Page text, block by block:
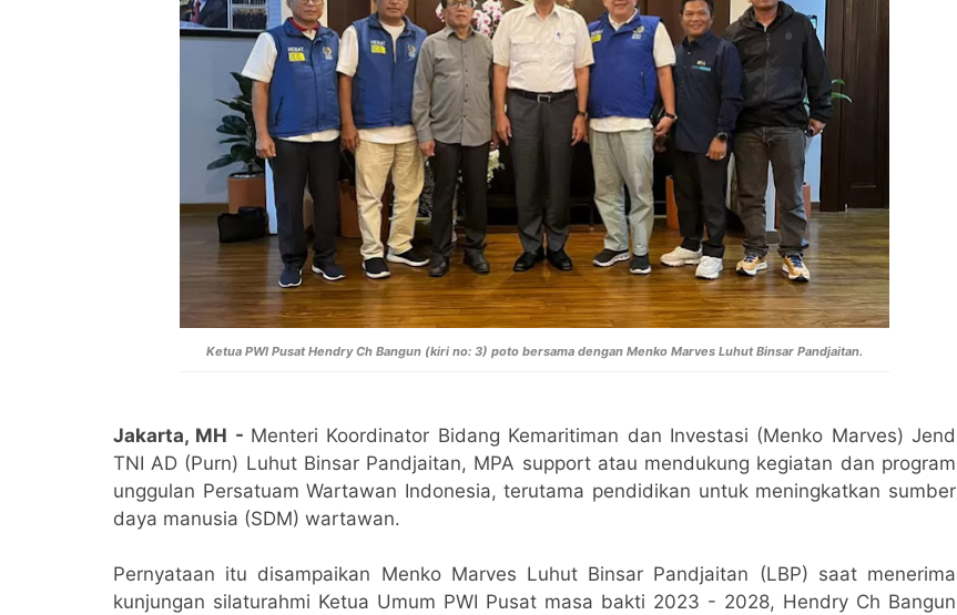
Ketua PWI Pusat Hendry Ch Bangun (kiri no: 3) poto bersama dengan Menko Marves Luhut Binsar Pandjaitan.
Jakarta, MH - Menteri Koordinator Bidang Kemaritiman dan Investasi (Menko Marves) Jend
TNI AD (Purn) Luhut Binsar Pandjaitan, MPA support atau mendukung kegiatan dan program
unggulan Persatuam Wartawan Indonesia, terutama pendidikan untuk meningkatkan sumber
daya manusia (SDM) wartawan.
Pernyataan itu disampaikan Menko Marves Luhut Binsar Pandjaitan (LBP) saat menerima
kunjungan silaturahmi Ketua Umum PWI Pusat masa bakti 2023 - 2028, Hendry Ch Bangun